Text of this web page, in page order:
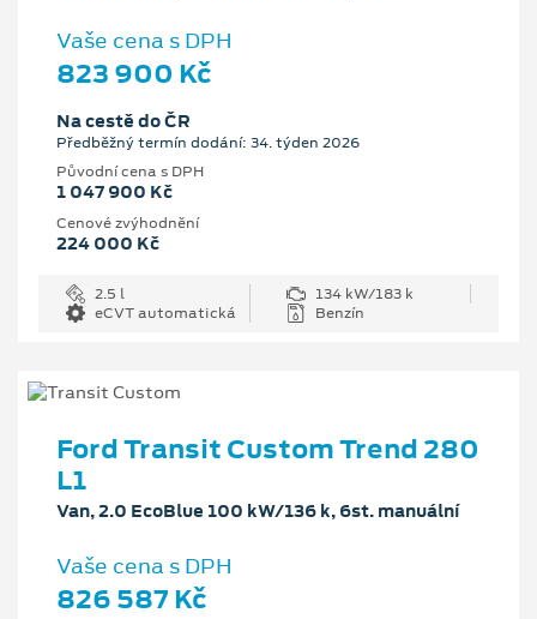
Vaše cena s DPH
823 900 Kč
Na cestě do ČR
Předběžný termín dodání: 34. týden 2026
Původní cena s DPH
1 047 900 Kč
Cenové zvýhodnění
224 000 Kč
2.5 l
134 kW/183 k
eCVT automatická
Benzín
Ford Transit Custom Trend 280
L1
Van, 2.0 EcoBlue 100 kW/136 k, 6st. manuální
Vaše cena s DPH
826 587 Kč